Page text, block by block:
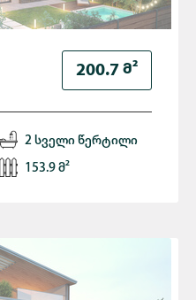
200.7 Მ²
2 სველი წერტილი
153.9 მ²